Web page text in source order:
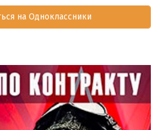
на Одноклассники